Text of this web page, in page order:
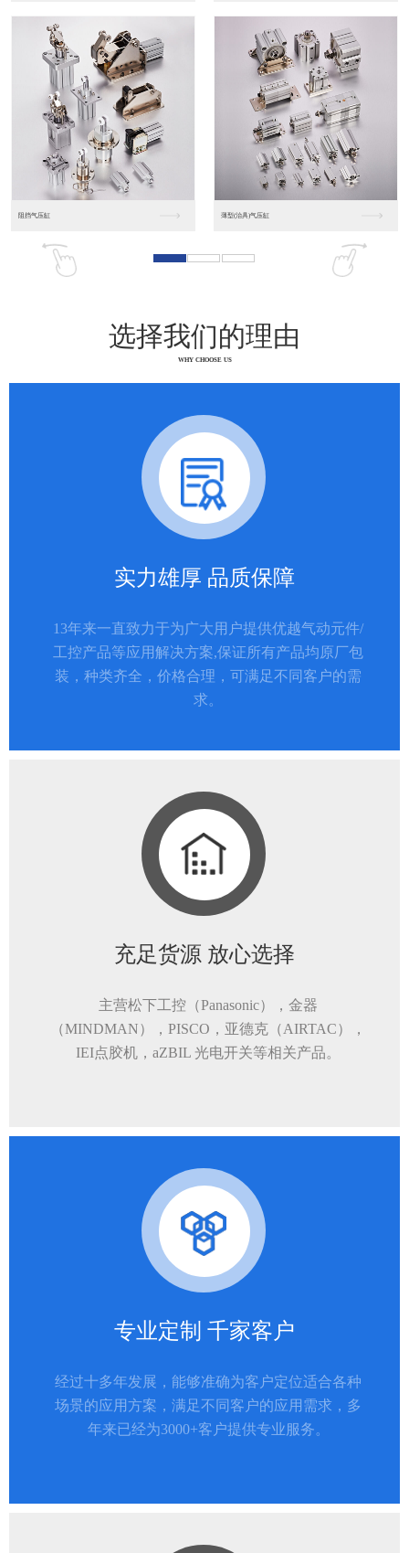
松下人机界面DP10... 数字光钎传感器FX-...
选择我们的理由
WHY CHOOSE US
实力雄厚 品质保障
13年来一直致力于为广大用户提供优越气动元件/
工控产品等应用解决方案,保证所有产品均原厂包
装，种类齐全，价格合理，可满足不同客户的需
求。
充足货源 放心选择
主营松下工控（Panasonic），金器
（MINDMAN），PISCO，亚德克（AIRTAC），
IEI点胶机，aZBIL 光电开关等相关产品。
专业定制 千家客户
经过十多年发展，能够准确为客户定位适合各种
场景的应用方案，满足不同客户的应用需求，多
年来已经为3000+客户提供专业服务。